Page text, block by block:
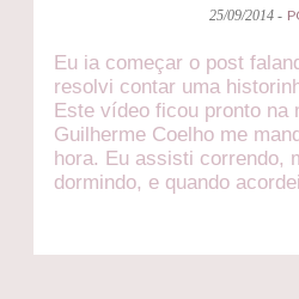
25/09/2014 -
Eu ia começar o post
resolvi contar uma
Este vídeo ficou pronto na
Guilherme Coelho me
hora. Eu assisti correndo,
dormindo, e quando